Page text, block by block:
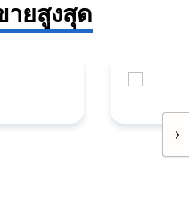
ยสูงสุด